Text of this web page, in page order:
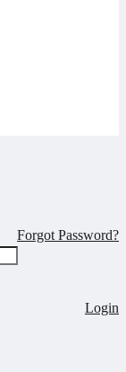
Forgot Password?
Login